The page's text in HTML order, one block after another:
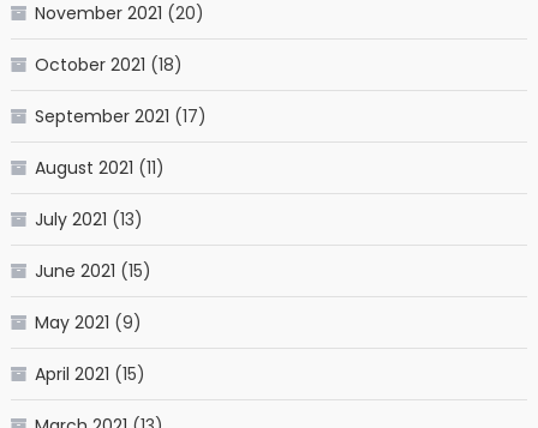
November 2021 (20)
October 2021 (18)
September 2021 (17)
August 2021 (11)
July 2021 (13)
June 2021 (15)
May 2021 (9)
April 2021 (15)